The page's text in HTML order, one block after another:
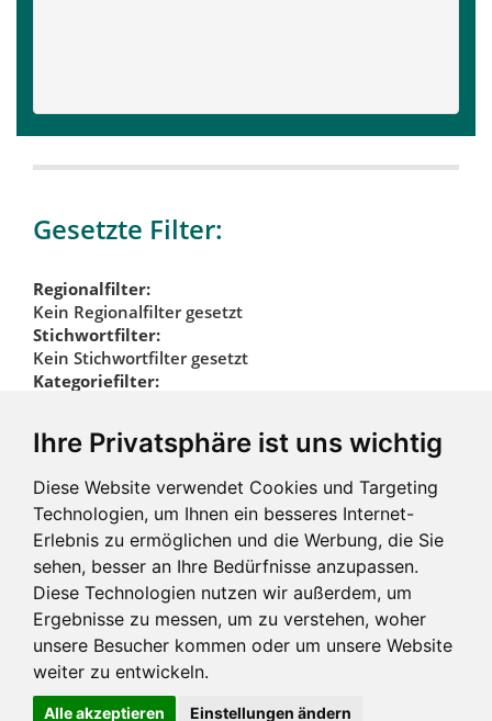
Ihre Privatsphäre ist uns wichtig
Diese Website verwendet Cookies und Targeting
Technologien, um Ihnen ein besseres Internet-
Erlebnis zu ermöglichen und die Werbung, die Sie
sehen, besser an Ihre Bedürfnisse anzupassen.
Diese Technologien nutzen wir außerdem, um
Ergebnisse zu messen, um zu verstehen, woher
unsere Besucher kommen oder um unsere Website
weiter zu entwickeln.
Alle akzeptieren Einstellungen ändern
Gesetzte Filter:
Regionalfilter:
Kein Regionalfilter gesetzt
Stichwortfilter:
Kein Stichwortfilter gesetzt
Kategoriefilter:
Kategoriefilter
zurücksetzen